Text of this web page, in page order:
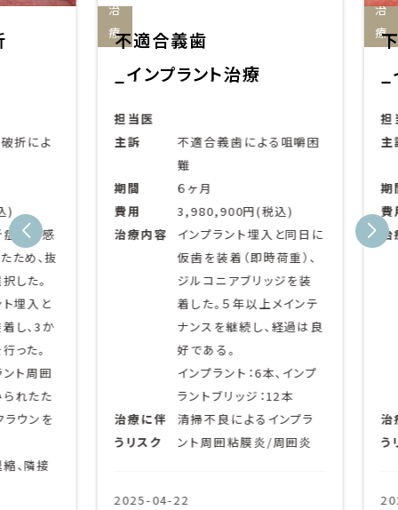
によ
で感
、抜
。
入と
、3か
。
周囲
たた
ンを
隣接
治
不適合義歯
_インプラント治療
担当医
主訴
不適合義歯による咀嚼困
期間
６ヶ月
費用
3,980,900円(税込)
治療内容
インプラント埋入と同日に
仮歯を装着（即時荷重）、
ジルコニアブリッジを装
着した。５年以上メインテ
ナンスを継続し、経過は良
好である。
インプラント：6本、インプ
ラントブリッジ：12本
治療に伴
うリスク
清掃不良によるインプラ
ント周囲粘膜炎/周囲炎
2025-04-22
治
下
_
担当
主訴
期間
費用
治療
治療
うリ